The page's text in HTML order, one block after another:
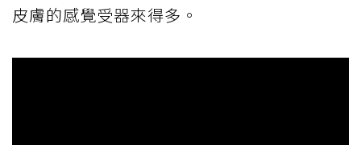
皮膚的感覺受器來得多。